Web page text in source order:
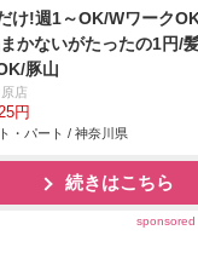
け!週1～OK/Wワーク
かないがたったの1円/
豚山
店
円
・パート / 神奈川県
続きはこちら
sponsored